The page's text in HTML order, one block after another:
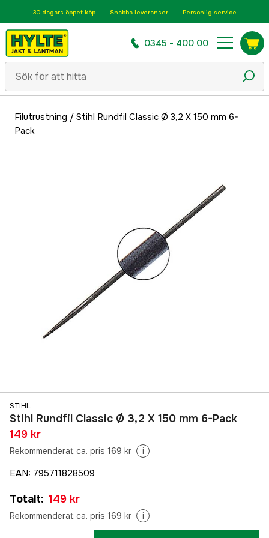
30 dagars öppet köp Snabba leveranser Personlig service
0345 - 400 00
Filutrustning / Stihl Rundfil Classic Ø 3,2 X 150 mm 6-
Pack
STIHL
Stihl Rundfil Classic Ø 3,2 X 150 mm 6-Pack
149 kr
Rekommenderat ca. pris 169 kr i
EAN: 795711828509
Totalt: 149 kr
Rekommenderat ca. pris 169 kr i